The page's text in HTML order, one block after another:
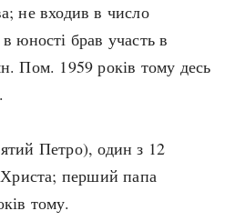
не входив в число
юності брав участь в
Пом. 1959 років тому десь
Петро), один з 12
Христа; перший папа
тому.